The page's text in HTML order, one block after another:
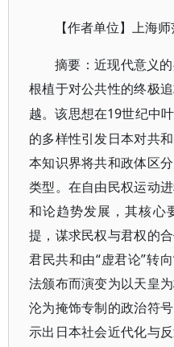
【作者单位】上海
摘要 ： 近现代意义
根植于对公共性的终极
越。该思想在19世纪中
的多样性引发日本对共
本知识界将共和政体区
类型。在自由民权运动
和论趋势发展，其核心
提，谋求民权与君权的
君民共和由“虚君论”转
法颁布而演变为以天皇
沦为掩饰专制的政治符
示出日本社会近代化与